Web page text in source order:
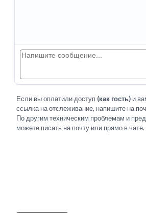
Если вы оплатили доступ (как гость) и
ссылка на отслеживание, напишите на
По другим техническим проблемам и
можете писать на почту или прямо в чате.